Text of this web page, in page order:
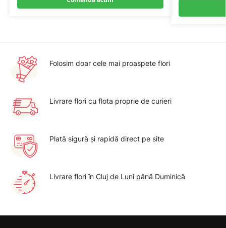
Folosim doar cele mai proaspete flori
Livrare flori cu flota proprie de curieri
Plată sigură şi rapidă direct pe site
Livrare flori în Cluj de Luni până Duminică